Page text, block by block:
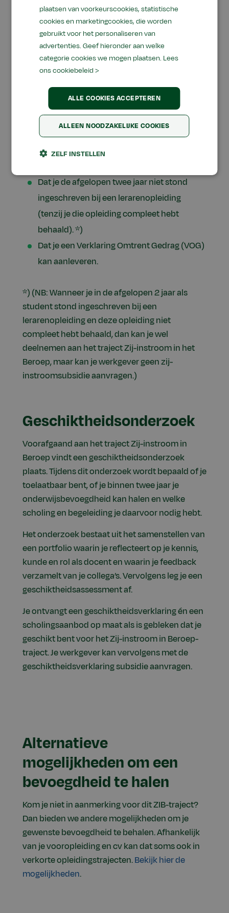
En daarnaast geldt voor alle 3 profielen:
Dat je als docent werkt in één van de drie
genoemde vakgebieden in het vmbo, mbo
of praktijkonderwijs (of daar zeer
binnenkort mee start);
Dat je werkgever (school) een Zij-
instroomtraject voor je wil aanvragen en
daarmee de kosten van het traject wil
Dat je de afgelopen twee jaar niet stond
ingeschreven bij een lerarenopleiding
(tenzij je die opleiding compleet hebt
behaald). *)
Dat je een Verklaring Omtrent Gedrag (VOG)
kan aanleveren.
*) (NB: Wanneer je in de afgelopen 2 jaar als
student stond ingeschreven bij een
lerarenopleiding en deze opleiding niet
compleet hebt behaald, dan kan je wel
deelnemen aan het traject Zij-instroom in het
Beroep, maar kan je werkgever geen zij-
instroomsubsidie aanvragen.)
Geschiktheidsonderzoek
Voorafgaand aan het traject Zij-instroom in
Beroep vindt een geschiktheidsonderzoek
plaats. Tijdens dit onderzoek wordt bepaald of je
toelaatbaar bent, of je binnen twee jaar je
onderwijsbevoegdheid kan halen en welke
scholing en begeleiding je daarvoor nodig hebt.
Het onderzoek bestaat uit het samenstellen van
een portfolio waarin je reflecteert op je kennis,
kunde en rol als docent en waarin je feedback
verzamelt van je collega’s. Vervolgens leg je een
geschiktheidsassessment af.
Je ontvangt een geschiktheidsverklaring én een
scholingsaanbod op maat als is gebleken dat je
geschikt bent voor het Zij-instroom in Beroep-
traject. Je werkgever kan vervolgens met de
geschiktheidsverklaring subsidie aanvragen.
Alternatieve
mogelijkheden om een
bevoegdheid te halen
Kom je niet in aanmerking voor dit ZIB-traject?
Dan bieden we andere mogelijkheden om je
gewenste bevoegdheid te behalen. Afhankelijk
van je vooropleiding en cv kan dat soms ook in
verkorte opleidingstrajecten.Bekijk hier de
mogelijkheden.
plaatsen van voorkeurscookies, statistische
cookies en marketingcookies, die worden
gebruikt voor het personaliseren van
advertenties. Geef hieronder aan welke
categorie cookies we mogen plaatsen. Lees
ons cookiebeleid >
ALLE COOKIES ACCEPTEREN
ALLEEN NOODZAKELIJKE COOKIES
ZELF INSTELLEN